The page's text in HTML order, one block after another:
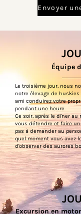
Envoyer
Équipe
Le troisième jour, nous
notre élevage de huskies
ami conduirez votre
pendant une heure.
Ce soir, après le dîner
vous détendre et faire
pas à demander au
quel moment vous avez
d'observer des aurores
Excursion en